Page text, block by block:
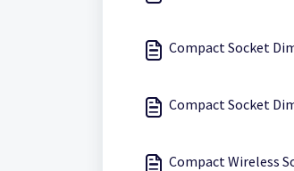
Compact Socket
Compact Socket
Compact Wireless